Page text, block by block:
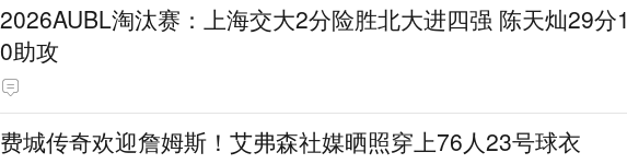
2026AUBL淘汰赛：上海交大2分险胜北大进四强 陈天灿29分1
0助攻
费城传奇欢迎詹姆斯！艾弗森社媒晒照穿上76人23号球衣